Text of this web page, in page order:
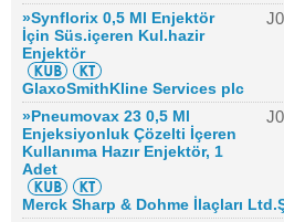
»Synflorix 0,5 Ml Enjektör
İçin Süs.içeren Kul.hazir
Enjektör
GlaxoSmithKline Services plc
»Pneumovax 23 0,5 Ml
Enjeksiyonluk Çözelti İçeren
Kullanıma Hazır Enjektör, 1
Adet
Merck Sharp & Dohme İlaçları